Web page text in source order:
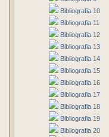
Bibliografia 10
Bibliografia 11
Bibliografia 12
Bibliografia 13
Bibliografia 14
Bibliografia 15
Bibliografia 16
Bibliografia 17
Bibliografia 18
Bibliografia 19
Bibliografia 20